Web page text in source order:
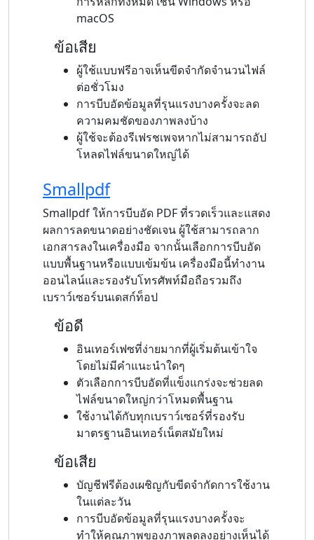
macOS
ข้อเสีย
ผู้ใช้แบบฟรีอาจเห็นขีดจำกัดจำนวนไฟล์
ต่อชั่วโมง
การบีบอัดข้อมูลที่รุนแรงบางครั้งจะลด
ความคมชัดของภาพลงบ้าง
ผู้ใช้จะต้องรีเฟรชเพจหากไม่สามารถอัป
โหลดไฟล์ขนาดใหญ่ได้
Smallpdf
Smallpdf ให้การบีบอัด PDF ที่รวดเร็วและแสดง
ผลการลดขนาดอย่างชัดเจน ผู้ใช้สามารถลาก
เอกสารลงในเครื่องมือ จากนั้นเลือกการบีบอัด
แบบพื้นฐานหรือแบบเข้มข้น เครื่องมือนี้ทำงาน
ออนไลน์และรองรับโทรศัพท์มือถือรวมถึง
เบราว์เซอร์บนเดสก์ท็อป
ข้อดี
อินเทอร์เฟซที่ง่ายมากที่ผู้เริ่มต้นเข้าใจ
โดยไม่มีคำแนะนำใดๆ
ตัวเลือกการบีบอัดที่แข็งแกร่งจะช่วยลด
ไฟล์ขนาดใหญ่กว่าโหมดพื้นฐาน
ใช้งานได้กับทุกเบราว์เซอร์ที่รองรับ
มาตรฐานอินเทอร์เน็ตสมัยใหม่
ข้อเสีย
บัญชีฟรีต้องเผชิญกับขีดจำกัดการใช้งาน
ในแต่ละวัน
การบีบอัดข้อมูลที่รุนแรงบางครั้งจะ
ทำให้คุณภาพของภาพลดลงอย่างเห็นได้